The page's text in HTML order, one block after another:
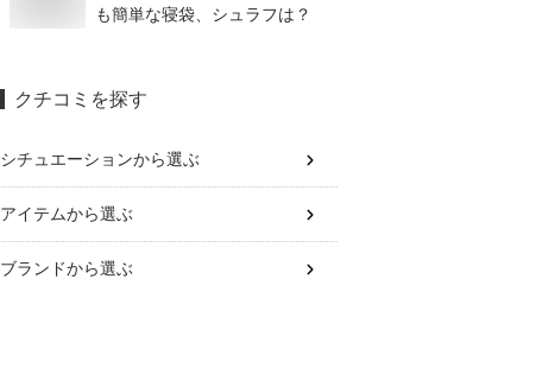
も簡単な寝袋、シュラフは？
クチコミを探す
シチュエーションから選ぶ
アイテムから選ぶ
ブランドから選ぶ